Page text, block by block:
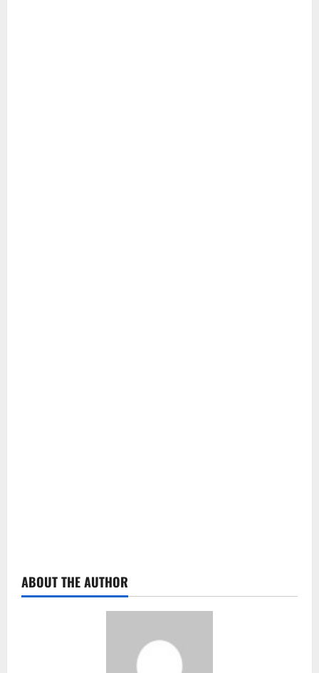
ABOUT THE AUTHOR